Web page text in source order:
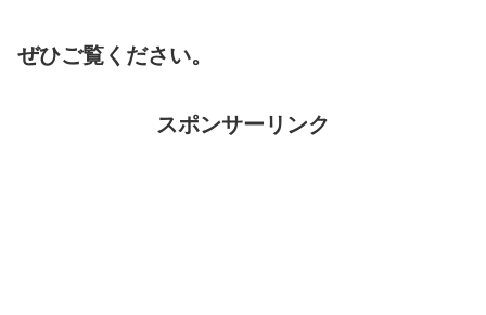
ぜひご覧ください。
スポンサーリンク